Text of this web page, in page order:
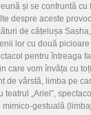
și se confruntă cu
despre aceste
de cățelușa
lor cu două
pentru întreaga
care vom învăța cu
de vârstă, limba pe
teatrul „Ariel”,
mimico-gestuală